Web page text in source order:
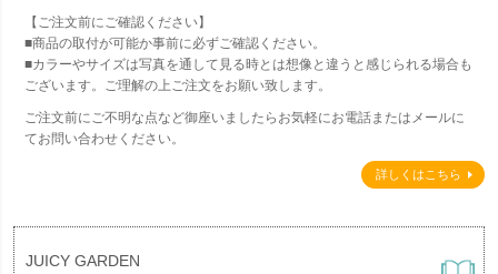
【ご注文前にご確認ください】
■商品の取付が可能か事前に必ずご確認ください。
■カラーやサイズは写真を通して見る時とは想像と違うと感じられる場合も
ございます。ご理解の上ご注文をお願い致します。
ご注文前にご不明な点など御座いましたらお気軽にお電話またはメールに
てお問い合わせください。
詳しくはこちら
JUICY GARDEN